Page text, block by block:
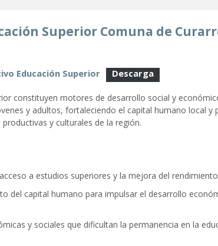
Superior Comuna de
Educación Superior Descarga
constituyen motores de desarrollo social y
y adultos, fortaleciendo el capital humano local y
y culturales de la región.
a estudios superiores y la mejora del
del capital humano para impulsar el desarrollo
y sociales que dificultan la permanencia en la